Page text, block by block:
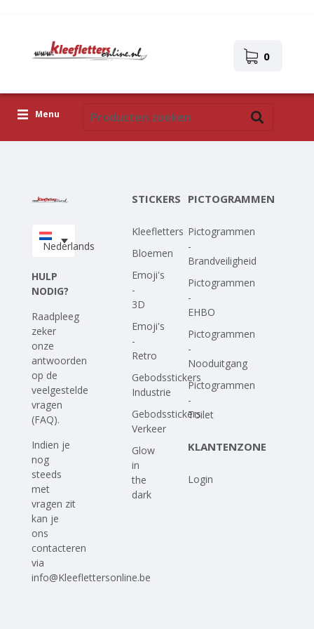
0
Menu
Upload je eigen ontwerp
Nederlands
HULP
NODIG?
Raadpleeg
zeker
onze
antwoorden
op de
veelgestelde
vragen
(FAQ).
Indien je
nog
steeds
met
vragen zit
kan je
ons
contacteren
via
info@Kleeflettersonline.be
STICKERS
Kleefletters
Bloemen
Emoji's
-
3D
Emoji's
-
Retro
Gebodsstickers
Industrie
Gebodsstickers
Verkeer
Glow
in
the
dark
PICTOGRAMMEN
Pictogrammen
-
Brandveiligheid
Pictogrammen
-
EHBO
Pictogrammen
-
Nooduitgang
Pictogrammen
-
Toilet
KLANTENZONE
Login